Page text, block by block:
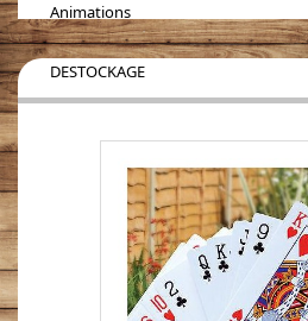
Animations
DESTOCKAGE